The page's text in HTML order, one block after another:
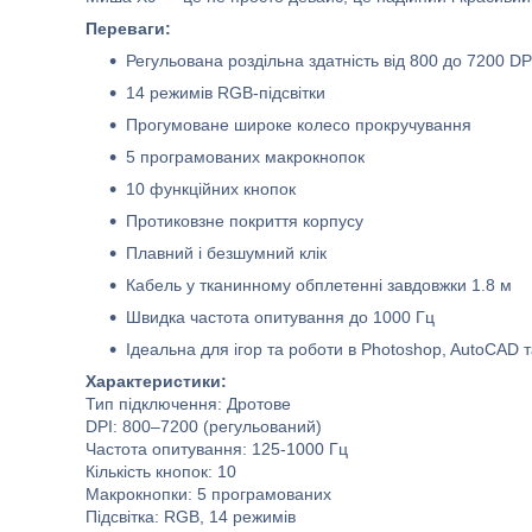
Переваги:
Регульована роздільна здатність від 800 до 7200
14 режимів RGB-підсвітки
Прогумоване широке колесо прокручування
5 програмованих макрокнопок
10 функційних кнопок
Протиковзне покриття корпусу
Плавний і безшумний клік
Кабель у тканинному обплетенні завдовжки 1.8 м
Швидка частота опитування до 1000 Гц
Ідеальна для ігор та роботи в Photoshop, AutoCAD
Характеристики:
Тип підключення: Дротове
DPI: 800–7200 (регульований)
Частота опитування: 125-1000 Гц
Кількість кнопок: 10
Макрокнопки: 5 програмованих
Підсвітка: RGB, 14 режимів